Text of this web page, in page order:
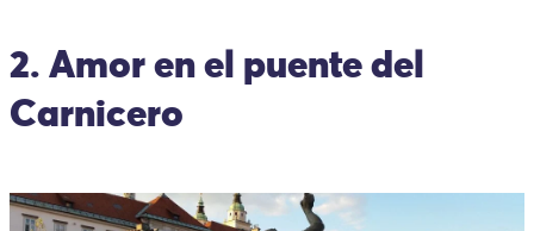
2. Amor en el puente del
Carnicero